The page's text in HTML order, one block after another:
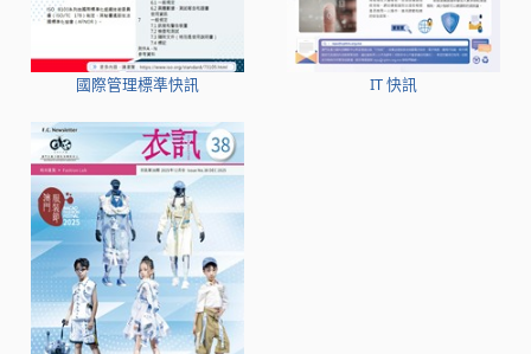
國際管理標準快訊 IT 快訊